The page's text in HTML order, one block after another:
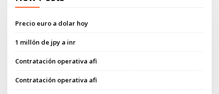
Precio euro a dolar hoy
1 millón de jpy a inr
Contratación operativa afi
Contratación operativa afi